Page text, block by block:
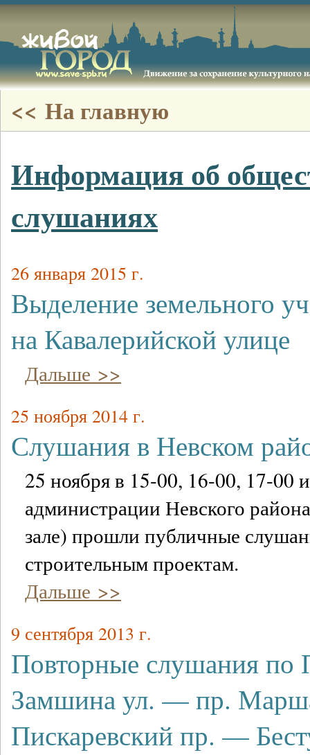
<< На главную
Информация об
слушаниях
26 января 2015 г.
Выделение земельного
на Кавалерийской улице
Дальше >>
25 ноября 2014 г.
Слушания в Невском
25 ноября в 15-00, 16-00, 17-00
администрации Невского
зале) прошли публичные
строительным проектам.
Дальше >>
9 сентября 2013 г.
Повторные слушания
Замшина ул. — пр.
Пискаревский пр. —